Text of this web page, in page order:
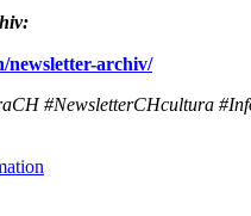
newsletter-archiv/
#NewsletterCHcultura